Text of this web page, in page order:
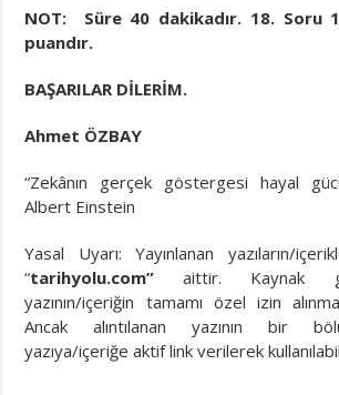
NOT: Süre 40 dakikadır. 18. Soru
puandır.
BAŞARILAR DİLERİM.
Ahmet ÖZBAY
“Zekânın gerçek göstergesi hayal
Albert Einstein
Yasal Uyarı: Yayınlanan yazıların/
“tarihyolu.com” aittir. Kaynak
yazının/içeriğin tamamı özel izin
Ancak alıntılanan yazının bir
yazıya/içeriğe aktif link verilerek